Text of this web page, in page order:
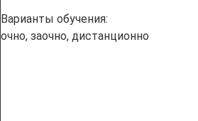
Варианты обучения:
очно, заочно, дистанционно